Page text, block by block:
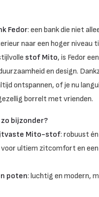
Fedor: een bank die niet
naar een hoger niveau
stof Mito, is Fedor
en design.
ontspannen, of je nu
borrelt met vrienden.
bijzonder?
Mito-stof: robuust
voor ultiem zitcomfort en een
poten: luchtig en modern,